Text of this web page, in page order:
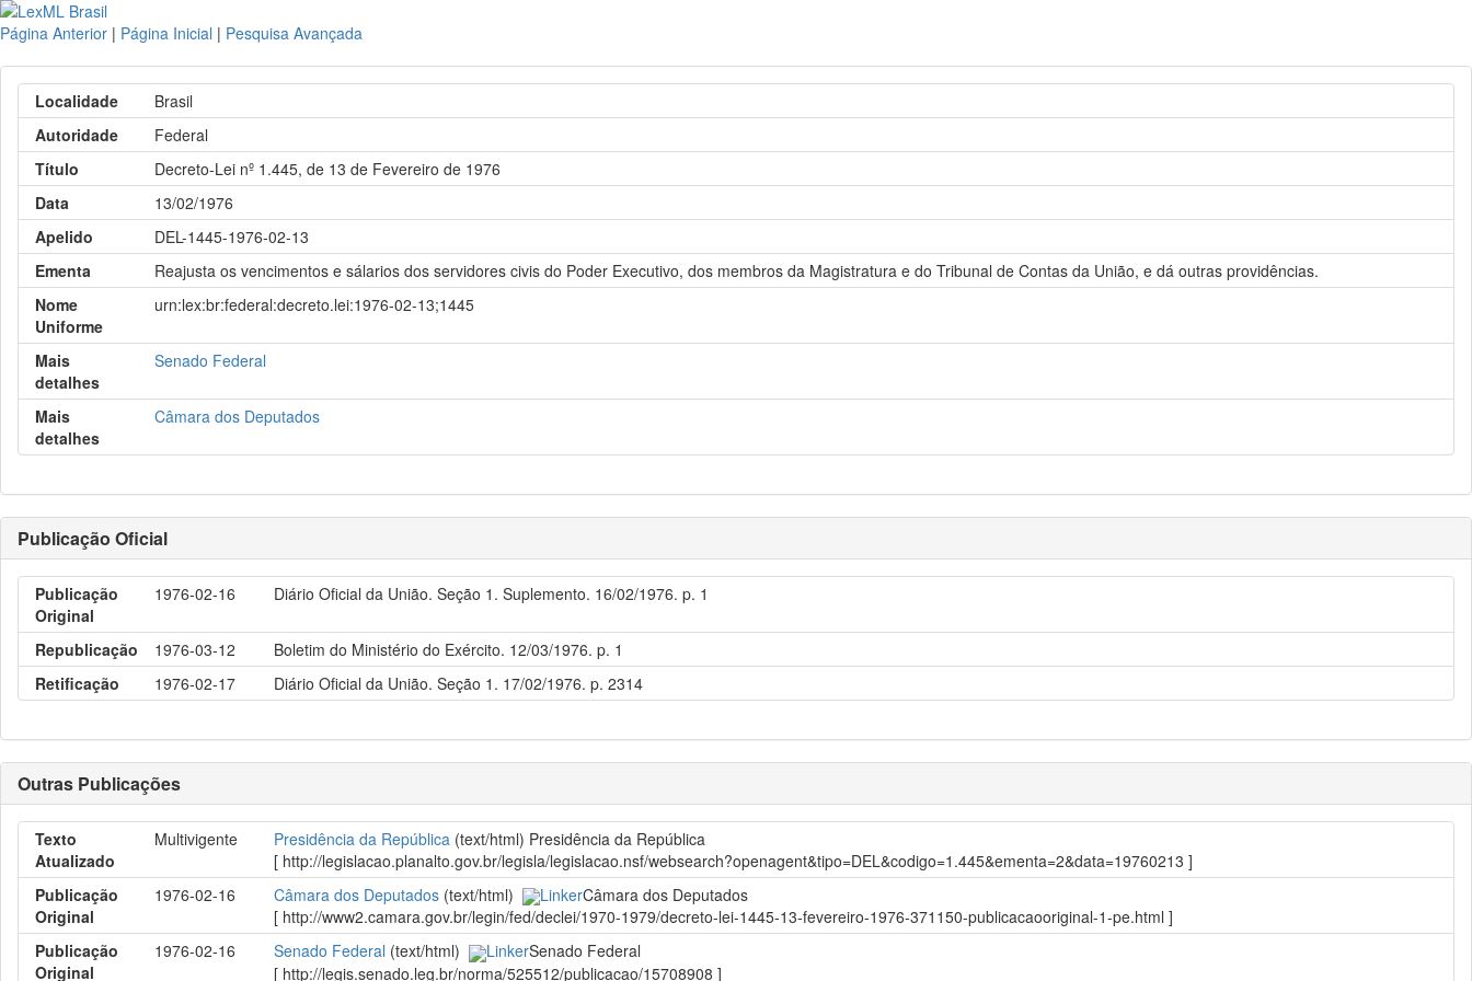
Página Anterior | Página Inicial | Pesquisa Avançada
Localidade
Brasil
Autoridade
Federal
Título
Decreto-Lei nº 1.445, de 13 de Fevereiro de 1976
Data
13/02/1976
Apelido
DEL-1445-1976-02-13
Ementa
Reajusta os vencimentos e sálarios dos servidores civis do Poder Executivo, dos membros da Magistratura e do Tribunal de Contas da União, e dá outras providências.
Nome
Uniforme
urn:lex:br:federal:decreto.lei:1976-02-13;1445
Mais
detalhes
Senado Federal
Mais
detalhes
Câmara dos Deputados
Publicação Oficial
Publicação
Original
1976-02-16 Diário Oficial da União. Seção 1. Suplemento. 16/02/1976. p. 1
Republicação 1976-03-12
Boletim do Ministério do Exército. 12/03/1976. p. 1
Retificação
1976-02-17 Diário Oficial da União. Seção 1. 17/02/1976. p. 2314
Outras Publicações
Texto
Atualizado
Multivigente Presidência da República (text/html) Presidência da República
[ http://legislacao.planalto.gov.br/legisla/legislacao.nsf/websearch?openagent&tipo=DEL&codigo=1.445&ementa=2&data=19760213 ]
Publicação
Original
1976-02-16 Câmara dos Deputados (text/html) LinkerCâmara dos Deputados
[ http://www2.camara.gov.br/legin/fed/declei/1970-1979/decreto-lei-1445-13-fevereiro-1976-371150-publicacaooriginal-1-pe.html ]
Publicação
Original
1976-02-16 Senado Federal (text/html) LinkerSenado Federal
[ http://legis.senado.leg.br/norma/525512/publicacao/15708908 ]